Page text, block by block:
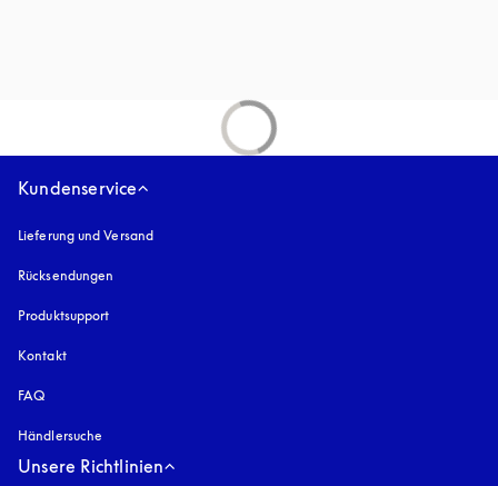
Kundenservice
Lieferung und Versand
Rücksendungen
Produktsupport
Kontakt
FAQ
Händlersuche
Unsere Richtlinien